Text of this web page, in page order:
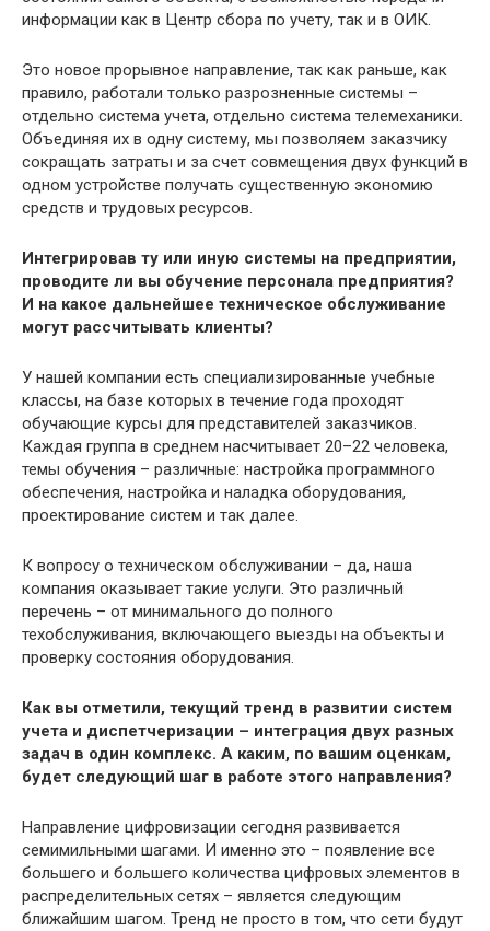
информации как в Центр сбора по учету, так и в ОИК.
Это новое прорывное направление, так как раньше, как
правило, работали только разрозненные системы –
отдельно система учета, отдельно система телемеханики.
Объединяя их в одну систему, мы позволяем заказчику
сокращать затраты и за счет совмещения двух функций в
одном устройстве получать существенную экономию
средств и трудовых ресурсов.
Интегрировав ту или иную системы на предприятии,
проводите ли вы обучение персонала предприятия?
И на какое дальнейшее техническое обслуживание
могут рассчитывать клиенты?
У нашей компании есть специализированные учебные
классы, на базе которых в течение года проходят
обучающие курсы для представителей заказчиков.
Каждая группа в среднем насчитывает 20–22 человека,
темы обучения – различные: настройка программного
обеспечения, настройка и наладка оборудования,
проектирование систем и так далее.
К вопросу о техническом обслуживании – да, наша
компания оказывает такие услуги. Это различный
перечень – от минимального до полного
техобслуживания, включающего выезды на объекты и
проверку состояния оборудования.
Как вы отметили, текущий тренд в развитии систем
учета и диспетчеризации – интеграция двух разных
задач в один комплекс. А каким, по вашим оценкам,
будет следующий шаг в работе этого направления?
Направление цифровизации сегодня развивается
семимильными шагами. И именно это – появление все
большего и большего количества цифровых элементов в
распределительных сетях – является следующим
ближайшим шагом. Тренд не просто в том, что сети будут